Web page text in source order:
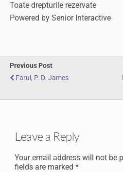
Toate drepturile rezervate
Powered by Senior Interactive
Previous Post
Farul, P. D. James
Leave a Reply
Your email address will not be
fields are marked *